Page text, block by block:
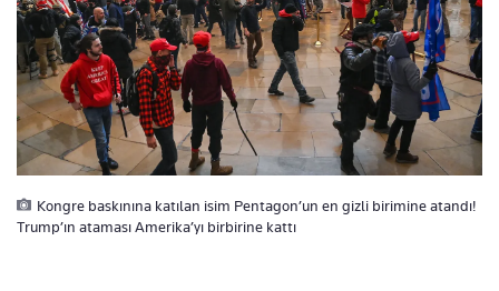
Kongre baskınına katılan isim Pentagon’un en gizli birimine atandı!
Trump’ın ataması Amerika’yı birbirine kattı